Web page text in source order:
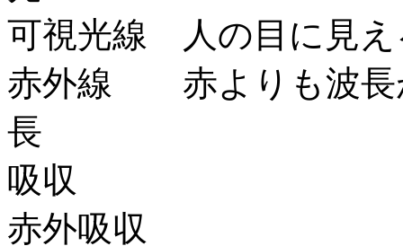
可視光線 人の目に見え
赤外線 赤よりも波長
長
吸収
赤外吸収